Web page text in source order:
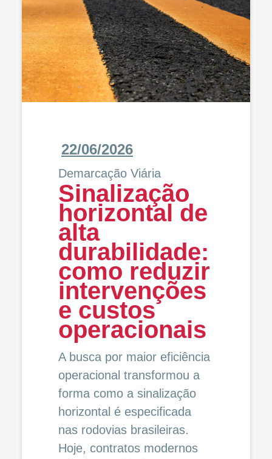
22/06/2026
Demarcação Viária
Sinalização
horizontal de
alta
durabilidade:
como reduzir
intervenções
e custos
operacionais
A busca por maior eficiência
operacional transformou a
forma como a sinalização
horizontal é especificada
nas rodovias brasileiras.
Hoje, contratos modernos